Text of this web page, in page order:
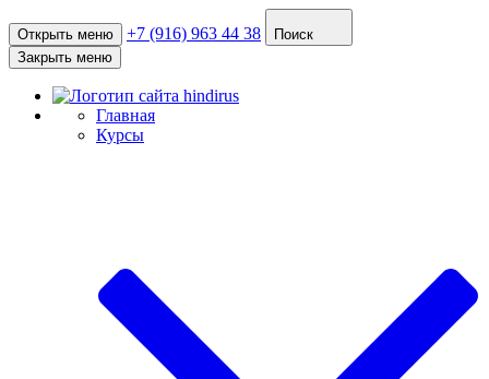
Открыть меню +7 (916) 963 44 38
Поиск
Закрыть меню
Главная
Курсы